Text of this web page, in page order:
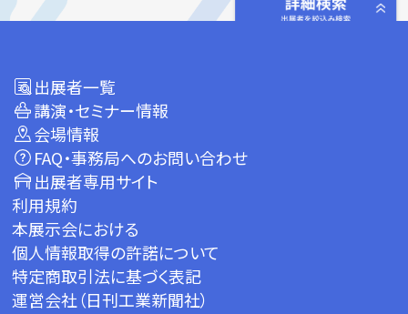
出展者一覧
講演・セミナー情報
会場情報
FAQ・事務局へのお問い合わせ
出展者専用サイト
利用規約
本展示会における
個人情報取得の許諾について
特定商取引法に基づく表記
運営会社（日刊工業新聞社）